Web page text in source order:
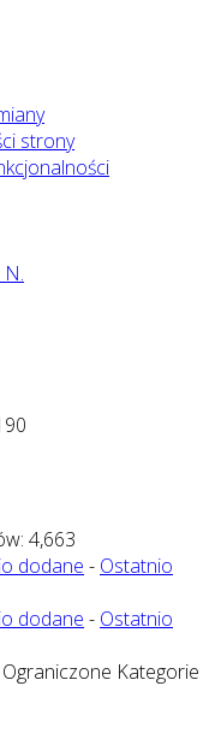
strony
4,663
dodane - Ostatnio
dodane - Ostatnio
Ograniczone Kategorie